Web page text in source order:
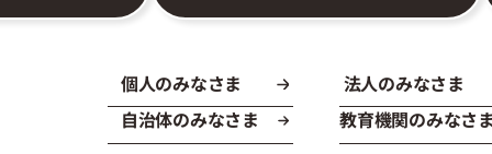
個人のみなさま
法人のみなさま
自治体のみなさま
教育機関のみなさ